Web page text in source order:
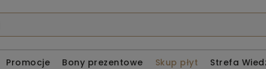
Promocje Bony prezentowe Skup płyt Strefa